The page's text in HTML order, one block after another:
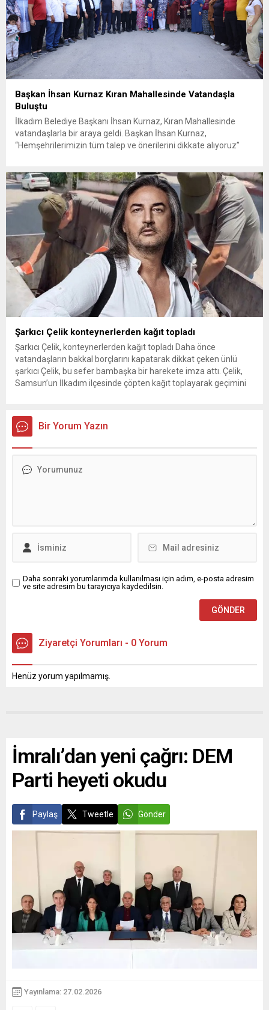
Başkan İhsan Kurnaz Kıran Mahallesinde Vatandaşla
Buluştu
İlkadım Belediye Başkanı İhsan Kurnaz, Kıran Mahallesinde
vatandaşlarla bir araya geldi. Başkan İhsan Kurnaz,
“Hemşehrilerimizin tüm talep ve önerilerini dikkate alıyoruz”
sohbet eden, onların talep ve önerileri dinleyen Başkan İhsan
Kurnaz, gelen taleplerin çözümü için...
Şarkıcı Çelik konteynerlerden kağıt topladı
Şarkıcı Çelik, konteynerlerden kağıt topladı Daha önce
vatandaşların bakkal borçlarını kapatarak dikkat çeken ünlü
şarkıcı Çelik, bu sefer bambaşka bir harekete imza attı. Çelik,
Samsun’un İlkadım ilçesinde çöpten kağıt toplayarak geçimini
İlkadım ilçesinde çöpten kağıt toplayarak...
Bir Yorum Yazın
Daha sonraki yorumlarımda kullanılması için adım, e-posta adresim
ve site adresim bu tarayıcıya kaydedilsin.
Ziyaretçi Yorumları - 0 Yorum
Henüz yorum yapılmamış.
İmralı’dan yeni çağrı: DEM
Parti heyeti okudu
Paylaş Tweetle Gönder
Yayınlama: 27.02.2026